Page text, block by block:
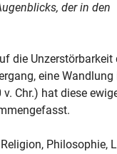
der in den
die Unzerstörbarkeit
eine Wandlung
Chr.) hat diese
Philosophie,